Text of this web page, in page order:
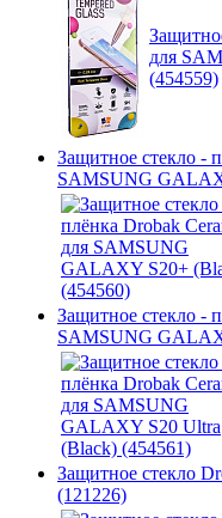
для
(454559)
Защитное стекло -
SAMSUNG
Защитное стекло -
SAMSUNG
Защитное стекло
(121226)